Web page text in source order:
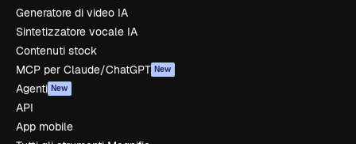
Generatore di video IA
Sintetizzatore vocale IA
Contenuti stock
MCP per Claude/ChatGPT New
Agenti New
API
App mobile